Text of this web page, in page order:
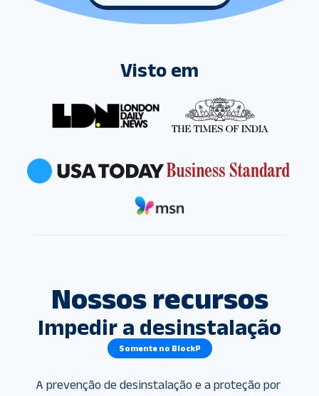
Visto em
Nossos recursos
Impedir a desinstalação
Somente no BlockP
A prevenção de desinstalação e a proteção por